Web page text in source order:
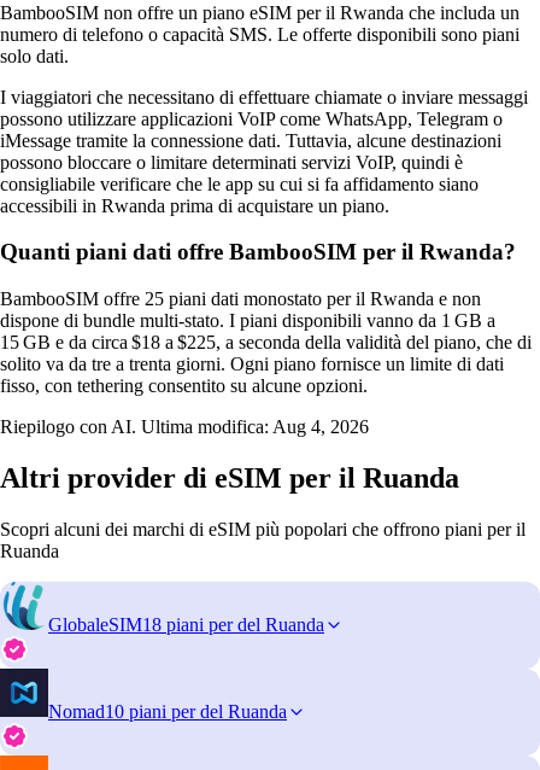
BambooSIM non offre un piano eSIM per il Rwanda che includa un
numero di telefono o capacità SMS. Le offerte disponibili sono piani
solo dati.
I viaggiatori che necessitano di effettuare chiamate o inviare messaggi
possono utilizzare applicazioni VoIP come WhatsApp, Telegram o
iMessage tramite la connessione dati. Tuttavia, alcune destinazioni
possono bloccare o limitare determinati servizi VoIP, quindi è
consigliabile verificare che le app su cui si fa affidamento siano
accessibili in Rwanda prima di acquistare un piano.
Quanti piani dati offre BambooSIM per il Rwanda?
BambooSIM offre 25 piani dati monostato per il Rwanda e non
dispone di bundle multi-stato. I piani disponibili vanno da 1 GB a
15 GB e da circa $18 a $225, a seconda della validità del piano, che di
solito va da tre a trenta giorni. Ogni piano fornisce un limite di dati
fisso, con tethering consentito su alcune opzioni.
Riepilogo con AI. Ultima modifica: Aug 4, 2026
Altri provider di eSIM per il Ruanda
Scopri alcuni dei marchi di eSIM più popolari che offrono piani per il
Ruanda
GlobaleSIM18 piani per del Ruanda
Nomad10 piani per del Ruanda